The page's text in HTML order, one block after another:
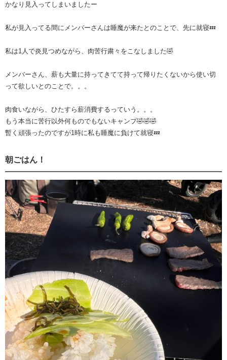
かなり見入ってしまいましたー
私が見入ってる間にメンバーさんは睡魔が来たとのことで、先に就寝💤
私は1人で炎見つめながら、肉苦行粛々をこなしました🤣
メンバーさん、薪も大量に持ってきてて持って帰りたくないから使い切
って欲しいとのことで。。。
肉食いながら、ひたすら薪消費するっていう。。。
もう本当に苦行以外何ものでもないキャンプ🤣🤣🤣
暫く頑張ったのですが1時に私も睡魔に負けて就寝💤
朝ごはん！